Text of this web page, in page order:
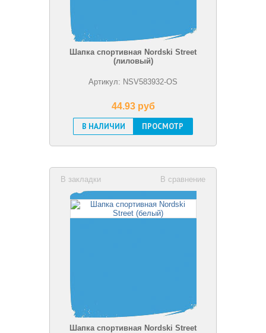
Шапка спортивная Nordski Street
(лиловый)
Артикул: NSV583932-OS
44.93 pуб
В НАЛИЧИИ
ПРОСМОТР
В сравнение
В закладки
Шапка спортивная Nordski Street